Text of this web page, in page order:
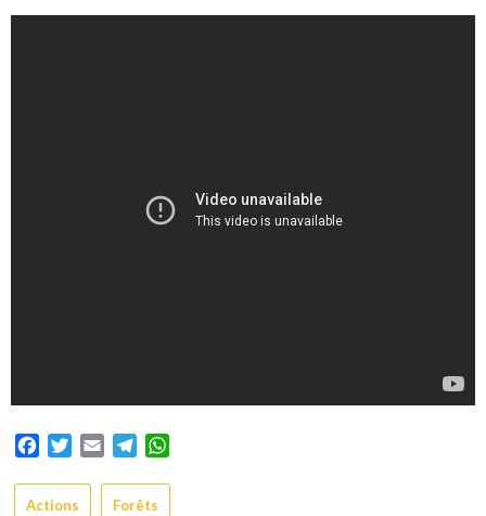
Facebook
Twitter
Email Telegram
Actions Forêts